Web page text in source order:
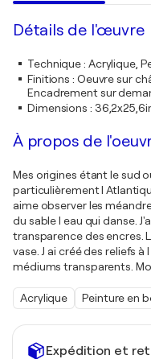
Expédition et
Détails de l'œuvre
Technique: Acrylique,
Finitions : Oeuvre sur
Encadrement sur
Dimensions :
À propos de
Mes origines étant le sud
particulièrement l
aime observer les
du sable l eau qui danse.
transparence des encres.
vase. J ai créé des reliefs
médiums transparents.
Acrylique Peinture en